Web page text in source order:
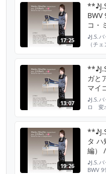
17:25
BWV
コ・
6月
♪J.S.
（チ
Maiko
ラー
13:07
ガと
マイ
2005
♪J.S.
ロ 変
/
ュラ
19:26
タ ハ
編）
ロ）
♪J.S.
BWV